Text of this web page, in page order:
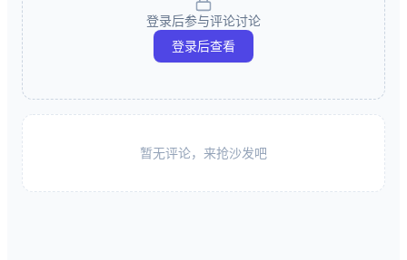
登录后参与评论讨论
登录后查看
暂无评论，来抢沙发吧